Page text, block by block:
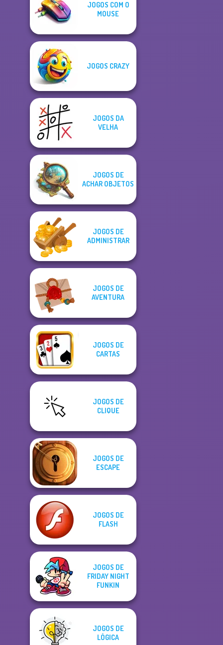
JOGOS COM O
MOUSE
JOGOS CRAZY
JOGOS DA
VELHA
JOGOS DE
ACHAR OBJETOS
JOGOS DE
ADMINISTRAR
JOGOS DE
AVENTURA
JOGOS DE
CARTAS
JOGOS DE
CLIQUE
JOGOS DE
ESCAPE
JOGOS DE
FLASH
JOGOS DE
FRIDAY NIGHT
FUNKIN
JOGOS DE
LÓGICA